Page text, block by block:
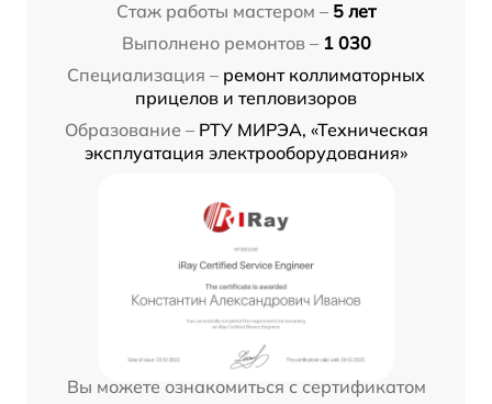
Стаж работы мастером – 5 лет
Выполнено ремонтов – 1 030
Специализация – ремонт коллиматорных
прицелов и тепловизоров
Образование – РТУ МИРЭА, «Техническая
эксплуатация электрооборудования»
Вы можете ознакомиться с сертификатом